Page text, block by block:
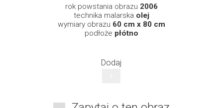
rok powstania obrazu 2006
technika malarska olej
wymiary obrazu 60 cm x 80 cm
podłoże płótno
Dodaj